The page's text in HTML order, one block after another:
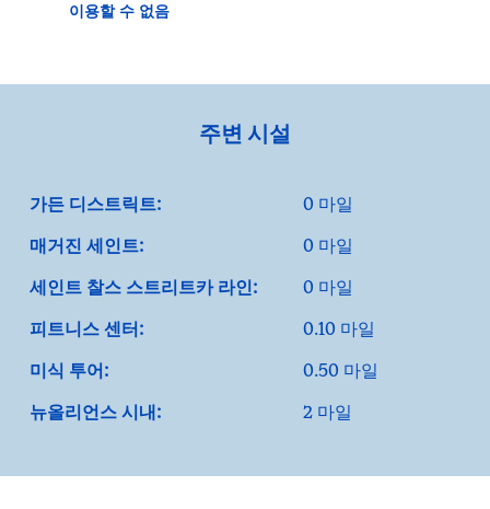
이용할 수 없음
주변 시설
가든 디스트릭트:
0 마일
매거진 세인트:
0 마일
세인트 찰스 스트리트카 라인:
0 마일
피트니스 센터:
0.10 마일
미식 투어:
0.50 마일
뉴올리언스 시내:
2 마일